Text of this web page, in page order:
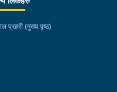
रकम :-
वडा नं.०६ । पीडित
झगे बि.क. उमेर :- ४७
गा.पा. वडा नं.०२ ।
न.पा. वडा नं.०४ । देश
प्रहरी (मुख्य पृष्ठ)